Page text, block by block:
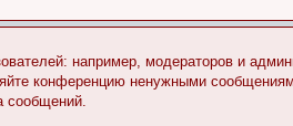
например, модераторов и
конференцию ненужными
сообщений.